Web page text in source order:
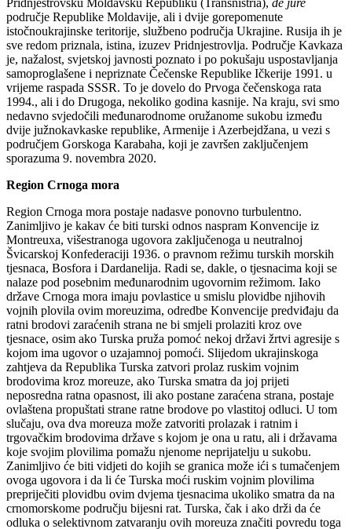
područje Republike Moldavije, ali i dvije gorepomenute
istočnoukrajinske teritorije, službeno područja Ukrajine. Rusija ih je
sve redom priznala, istina, izuzev Pridnjestrovlja. Područje Kavkaza
je, nažalost, svjetskoj javnosti poznato i po pokušaju uspostavljanja
samoproglašene i nepriznate Čečenske Republike Ičkerije 1991. u
vrijeme raspada SSSR. To je dovelo do Prvoga čečenskoga rata
1994., ali i do Drugoga, nekoliko godina kasnije. Na kraju, svi smo
nedavno svjedočili međunarodnome oružanome sukobu između
dvije južnokavkaske republike, Armenije i Azerbejdžana, u vezi s
područjem Gorskoga Karabaha, koji je završen zaključenjem
sporazuma 9. novembra 2020.
Region Crnoga mora
Region Crnoga mora postaje nadasve ponovno turbulentno.
Zanimljivo je kakav će biti turski odnos naspram Konvencije iz
Montreuxa, višestranoga ugovora zaključenoga u neutralnoj
Švicarskoj Konfederaciji 1936. o pravnom režimu turskih morskih
tjesnaca, Bosfora i Dardanelija. Radi se, dakle, o tjesnacima koji se
nalaze pod posebnim međunarodnim ugovornim režimom. Iako
države Crnoga mora imaju povlastice u smislu plovidbe njihovih
vojnih plovila ovim moreuzima, odredbe Konvencije predviđaju da
ratni brodovi zaraćenih strana ne bi smjeli prolaziti kroz ove
tjesnace, osim ako Turska pruža pomoć nekoj državi žrtvi agresije s
kojom ima ugovor o uzajamnoj pomoći. Slijedom ukrajinskoga
zahtjeva da Republika Turska zatvori prolaz ruskim vojnim
brodovima kroz moreuze, ako Turska smatra da joj prijeti
neposredna ratna opasnost, ili ako postane zaraćena strana, postaje
ovlaštena propuštati strane ratne brodove po vlastitoj odluci. U tom
slučaju, ova dva moreuza može zatvoriti prolazak i ratnim i
trgovačkim brodovima države s kojom je ona u ratu, ali i državama
koje svojim plovilima pomažu njenome neprijatelju u sukobu.
Zanimljivo će biti vidjeti do kojih se granica može ići s tumačenjem
ovoga ugovora i da li će Turska moći ruskim vojnim plovilima
prepriječiti plovidbu ovim dvjema tjesnacima ukoliko smatra da na
crnomorskome području bijesni rat. Turska, čak i ako drži da će
odluka o selektivnom zatvaranju ovih moreuza značiti povredu toga